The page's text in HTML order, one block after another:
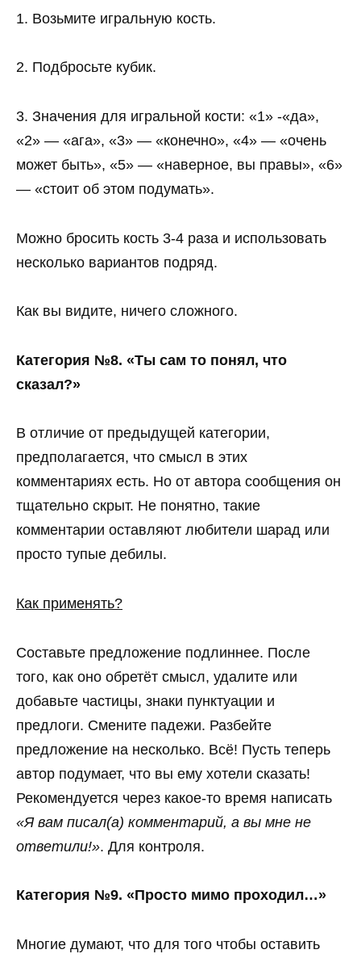
1. Возьмите игральную кость.
2. Подбросьте кубик.
3. Значения для игральной кости: «1» -«да»,
«2» — «ага», «3» — «конечно», «4» — «очень
может быть», «5» — «наверное, вы правы», «6»
— «стоит об этом подумать».
Можно бросить кость 3-4 раза и использовать
несколько вариантов подряд.
Как вы видите, ничего сложного.
Категория №8. «Ты сам то понял, что
сказал?»
В отличие от предыдущей категории,
предполагается, что смысл в этих
комментариях есть. Но от автора сообщения он
тщательно скрыт. Не понятно, такие
комментарии оставляют любители шарад или
просто тупые дебилы.
Как применять?
Составьте предложение подлиннее. После
того, как оно обретёт смысл, удалите или
добавьте частицы, знаки пунктуации и
предлоги. Смените падежи. Разбейте
предложение на несколько. Всё! Пусть теперь
автор подумает, что вы ему хотели сказать!
Рекомендуется через какое-то время написать
«Я вам писал(а) комментарий, а вы мне не
ответили!». Для контроля.
Категория №9. «Просто мимо проходил…»
Многие думают, что для того чтобы оставить